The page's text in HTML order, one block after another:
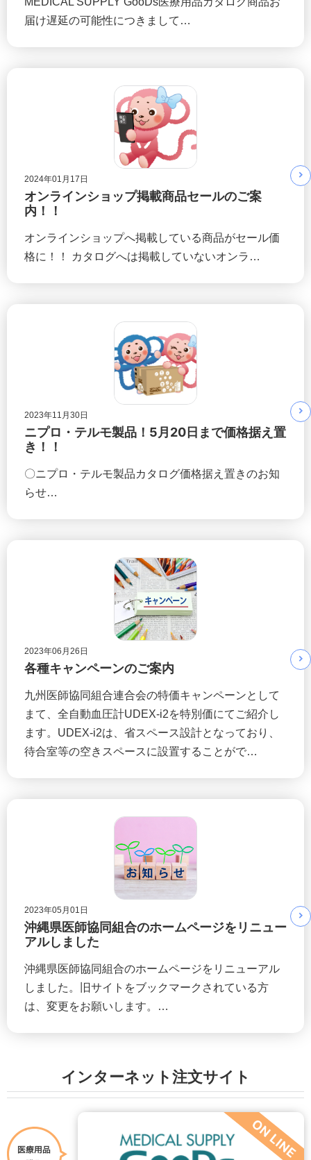
届け遅延の可能性につきまして…
2024年01月17日
オンラインショップ掲載商品セールのご案
内！！
オンラインショップへ掲載している商品がセール価
格に！！ カタログへは掲載していないオンラ…
2023年11月30日
ニプロ・テルモ製品！5月20日まで価格据え置
き！！
〇ニプロ・テルモ製品カタログ価格据え置きのお知
らせ…
2023年06月26日
各種キャンペーンのご案内
九州医師協同組合連合会の特価キャンペーンとして
まて、全自動血圧計UDEX-i2を特別価にてご紹介し
ます。UDEX-i2は、省スペース設計となっており、
待合室等の空きスペースに設置することがで…
2023年05月01日
沖縄県医師協同組合のホームページをリニュー
アルしました
沖縄県医師協同組合のホームページをリニューアル
しました。旧サイトをブックマークされている方
は、変更をお願いします。…
インターネット注文サイト